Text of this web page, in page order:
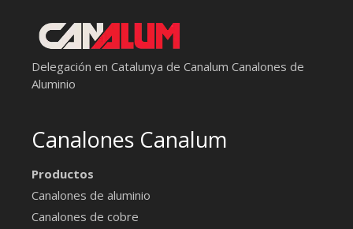
Delegación en Catalunya de Canalum Canalones de
Aluminio
Canalones Canalum
Productos
Canalones de aluminio
Canalones de cobre